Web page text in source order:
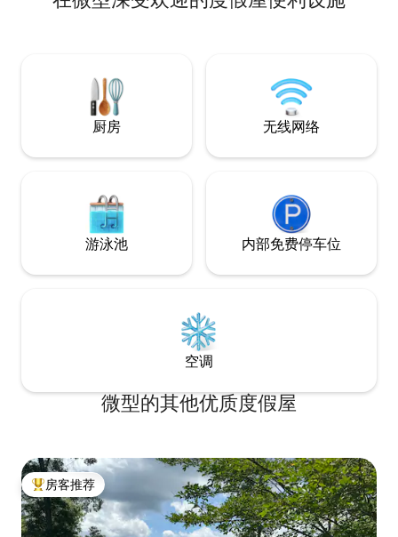
供宽敞的房子，设有宽敞的双人后院、可
就在附近： 史密斯菲尔德市中心 商店 I-95
高速公路 罗利/威尔逊/戈尔兹伯勒
区。 附近有购物中心和几家餐厅，距离戈
分钟路程。
厨房 无线网络
游泳池 内部免费停车位
空调
微型的其他优质度假屋
热门「房客推荐」
房客推荐